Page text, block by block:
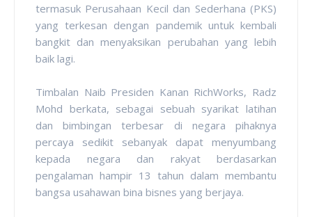
termasuk Perusahaan Kecil dan Sederhana (PKS)
yang terkesan dengan pandemik untuk kembali
bangkit dan menyaksikan perubahan yang lebih
baik lagi.
Timbalan Naib Presiden Kanan RichWorks, Radz
Mohd berkata, sebagai sebuah syarikat latihan
dan bimbingan terbesar di negara pihaknya
percaya sedikit sebanyak dapat menyumbang
kepada negara dan rakyat berdasarkan
pengalaman hampir 13 tahun dalam membantu
bangsa usahawan bina bisnes yang berjaya.